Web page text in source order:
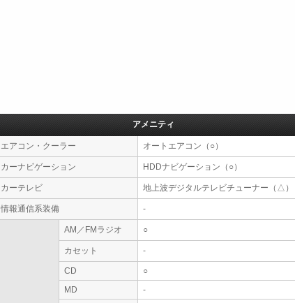
アメニティ
エアコン・クーラー オートエアコン（○）
カーナビゲーション HDDナビゲーション（○）
カーテレビ 地上波デジタルテレビチューナー（△）
情報通信系装備 -
AM／FMラジオ ○
カセット -
CD
○
MD
-